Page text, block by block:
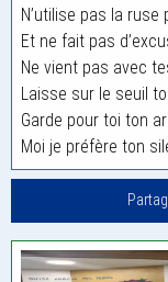
N’utilise pas la
Et ne fait pas
Ne vient pas avec
Laisse sur le seuil
Garde pour toi ton
Moi je préfère ton